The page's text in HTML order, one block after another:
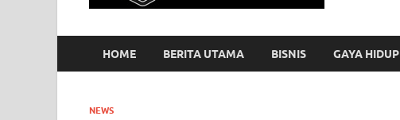
HOME BERITA UTAMA BISNIS GAYA HIDUP
NEWS